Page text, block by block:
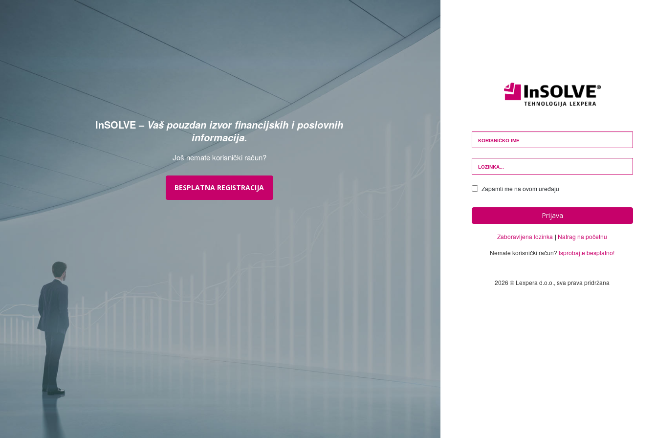
InSOLVE – Vaš pouzdan izvor financijskih i poslovnih
informacija.
Još nemate korisnički račun?
BESPLATNA REGISTRACIJA
Login Form
Zapamti me na ovom uređaju
Prijava
Zaboravljena lozinka
Natrag na početnu
Nemate korisnički račun? Isprobajte besplatno!
2026 © Lexpera d.o.o., sva prava pridržana